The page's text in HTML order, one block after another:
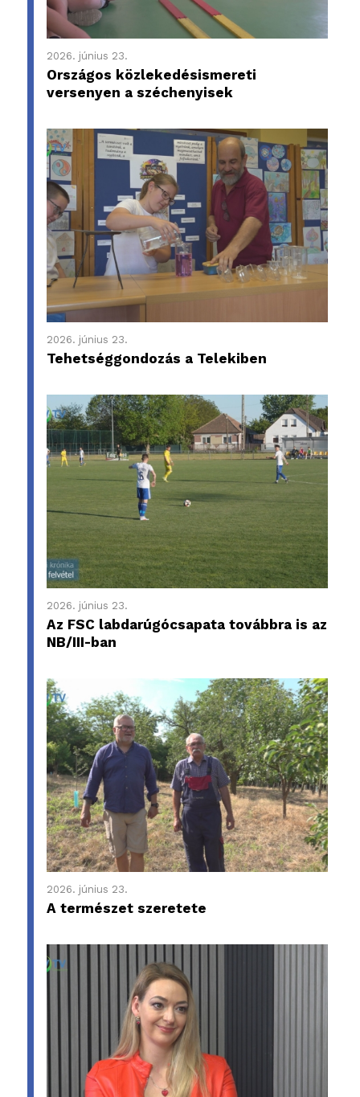
2026. június 23.
Országos közlekedésismereti
versenyen a széchenyisek
2026. június 23.
Tehetséggondozás a Telekiben
2026. június 23.
Az FSC labdarúgócsapata továbbra is az
NB/III-ban
2026. június 23.
A természet szeretete